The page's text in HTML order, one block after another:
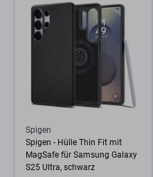
Spigen
Spigen - Hülle Thin Fit mit
MagSafe für Samsung Galaxy
S25 Ultra, schwarz